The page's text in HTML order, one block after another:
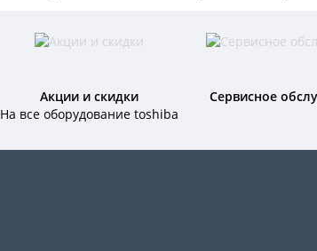
Акции и скидки
На все оборудование toshiba
Сервисное